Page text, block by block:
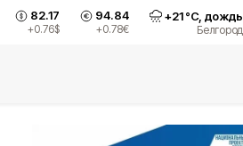
82.17
+0.76$
94.84
+0.78€
+21°С, дождь
Белгород